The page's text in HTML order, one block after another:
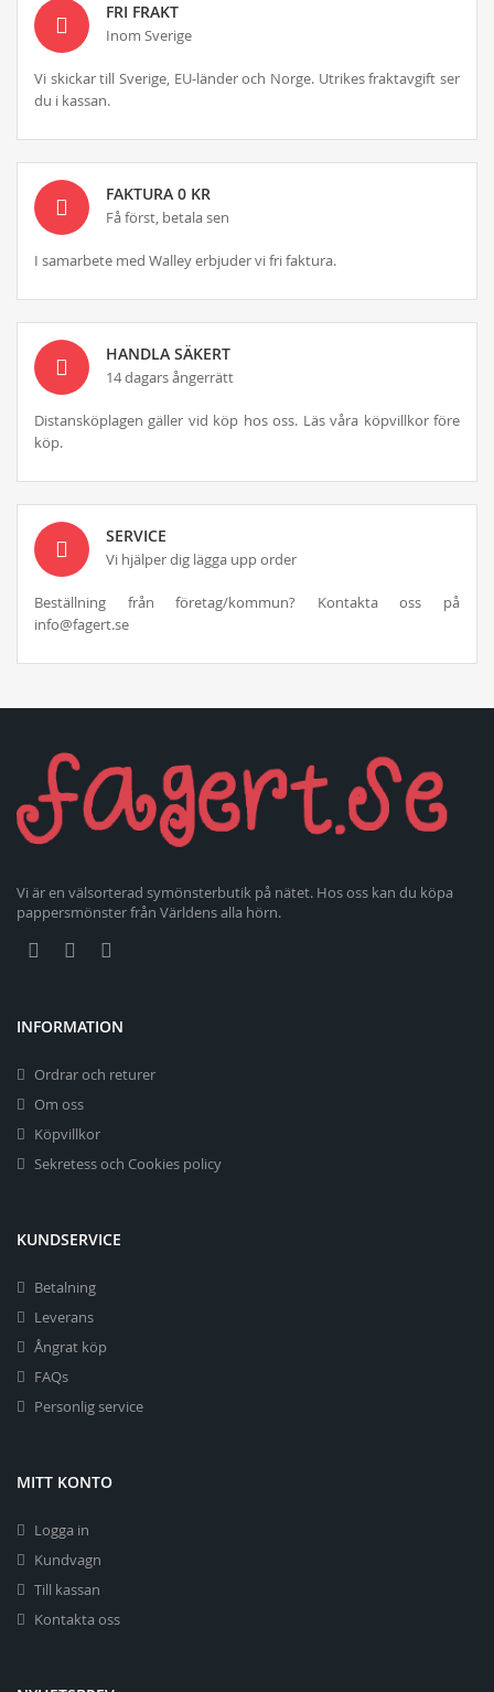
FRI FRAKT
Inom Sverige
Vi skickar till Sverige, EU-länder och Norge. Utrikes fraktavgift ser
du i kassan.
FAKTURA 0 KR
Få först, betala sen
I samarbete med Walley erbjuder vi fri faktura.
HANDLA SÄKERT
14 dagars ångerrätt
Distansköplagen gäller vid köp hos oss. Läs våra köpvillkor före
köp.
SERVICE
Vi hjälper dig lägga upp order
Beställning från företag/kommun? Kontakta oss på
info@fagert.se
Vi är en välsorterad symönsterbutik på nätet. Hos oss kan du köpa
pappersmönster från Världens alla hörn.
INFORMATION
Ordrar och returer
Om oss
Köpvillkor
Sekretess och Cookies policy
KUNDSERVICE
Betalning
Leverans
Ångrat köp
FAQs
Personlig service
MITT KONTO
Logga in
Kundvagn
Till kassan
Kontakta oss